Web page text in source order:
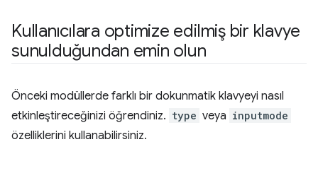
Kullanıcılara optimize edilmiş bir klavye
sunulduğundan emin olun
Önceki modüllerde farklı bir dokunmatik klavyeyi nasıl
etkinleştireceğinizi öğrendiniz. type veya inputmode
özelliklerini kullanabilirsiniz.